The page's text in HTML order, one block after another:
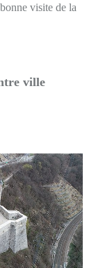
visite de la
ville